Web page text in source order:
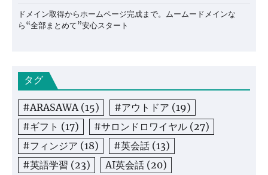
ドメイン取得からホームページ完成まで。ムームードメインな
ら“全部まとめて”安心スタート
タグ
#ARASAWA(15) #アウトドア (19)
#ギフト (17) #サロンドロワイヤル (27)
#フィンジア (18) #英会話 (13)
#英語学習 (23) AI英会話 (20)